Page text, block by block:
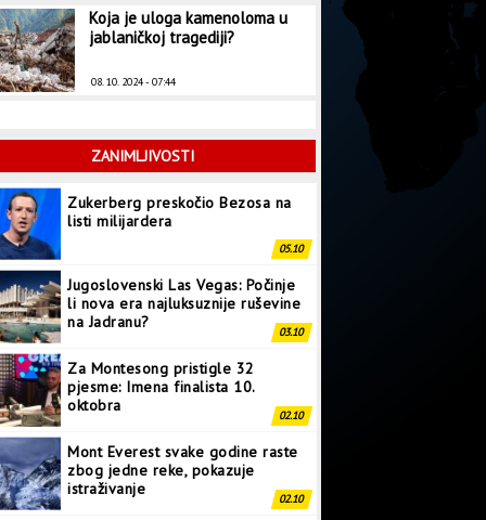
Koja je uloga kamenoloma u
jablaničkoj tragediji?
08. 10. 2024 - 07:44
ZANIMLJIVOSTI
Zukerberg preskočio Bezosa na
listi milijardera
05.10
Jugoslovenski Las Vegas: Počinje
li nova era najluksuznije ruševine
na Jadranu?
03.10
Za Montesong pristigle 32
pjesme: Imena finalista 10.
oktobra
02.10
Mont Everest svake godine raste
zbog jedne reke, pokazuje
istraživanje
02.10